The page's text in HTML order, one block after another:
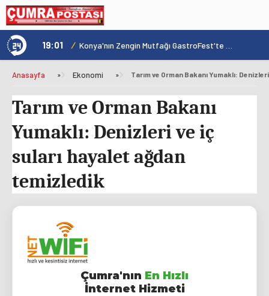
Hadim'de Arıcılara Orman Yangınları Eğitimi Verildi 19:01 /
Anasayfa » Ekonomi »
Tarım ve Orman Bakanı
Yumaklı: Denizleri ve iç
suları hayalet ağdan
temizledik
Çumra'nın En Hızlı
İnternet Hizmeti